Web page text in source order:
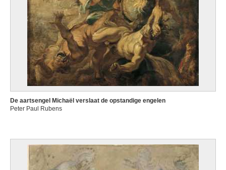
De aartsengel Michaël verslaat de opstandige engelen
Peter Paul Rubens